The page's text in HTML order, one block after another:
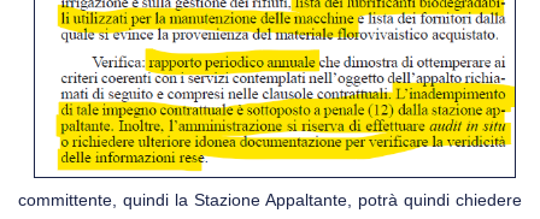
committente, quindi la Stazione Appaltante, potrà quindi chiedere